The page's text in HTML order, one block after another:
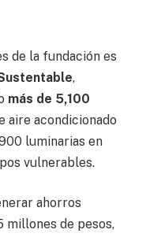
de la fundación es
,
más de 5,100
aire acondicionado
luminarias en
vulnerables.
ahorros
millones de pesos,